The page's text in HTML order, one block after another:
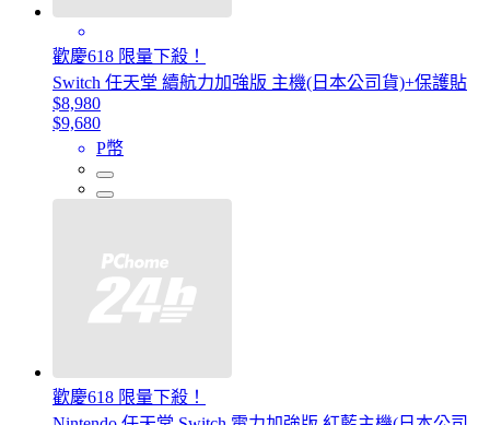
歡慶618 限量下殺！
Switch 任天堂 續航力加強版 主機(日本公司貨)+保護貼
$8,980
$9,680
P幣
歡慶618 限量下殺！